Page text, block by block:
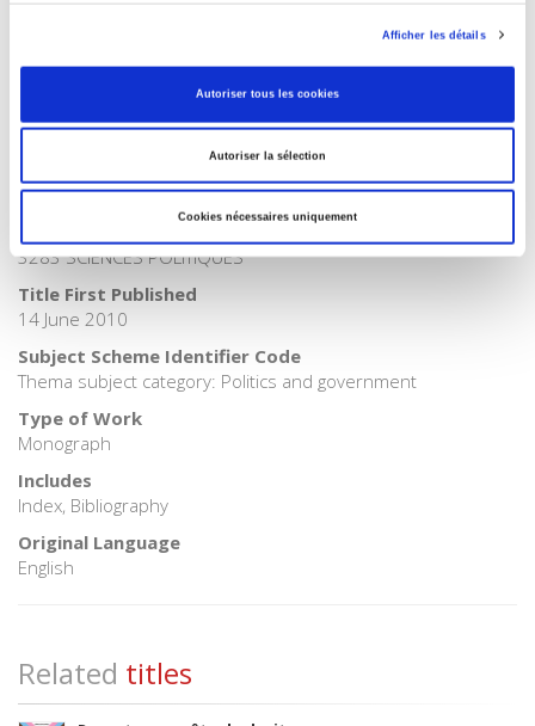
Afficher les détails
Autoriser tous les cookies
Autoriser la sélection
Cookies nécessaires uniquement
>Politics
POL000000 POLITICAL SCIENCE
H Humanities
06 Professional and scholarly
3283 SCIENCES POLITIQUES
Title First Published
14 June 2010
Subject Scheme Identifier Code
Thema subject category: Politics and government
Type of Work
Monograph
Includes
Index, Bibliography
Original Language
English
Related titles